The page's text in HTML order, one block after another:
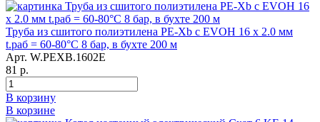
Труба из сшитого полиэтилена PE-Xb с EVOH 16 x 2.0 мм
t.раб = 60-80°C 8 бар, в бухте 200 м
Арт. W.PEXB.1602E
81 р.
В корзину
В корзине